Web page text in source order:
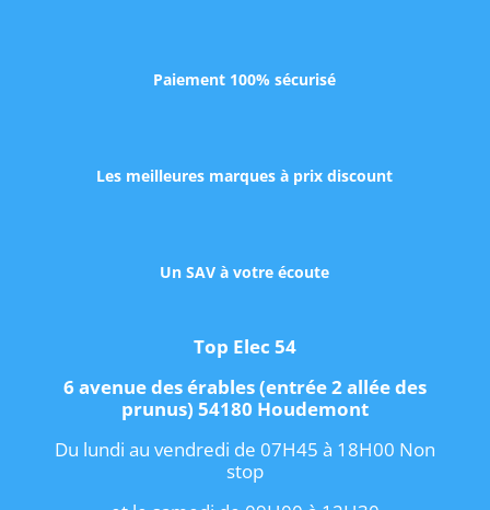
Paiement 100% sécurisé
Les meilleures marques à prix discount
Un SAV à votre écoute
Top Elec 54
6 avenue des érables (entrée 2 allée des
prunus) 54180 Houdemont
Du lundi au vendredi de 07H45 à 18H00 Non
stop